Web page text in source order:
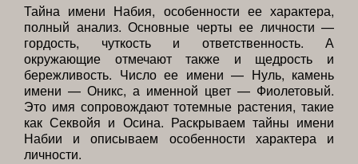
Тайна имени Набия, особенности ее характера,
полный анализ. Основные черты ее личности —
гордость, чуткость и ответственность. А
окружающие отмечают также и щедрость и
бережливость. Число ее имени — Нуль, камень
имени — Оникс, а именной цвет — Фиолетовый.
Это имя сопровождают тотемные растения, такие
как Секвойя и Осина. Раскрываем тайны имени
Набии и описываем особенности характера и
личности.